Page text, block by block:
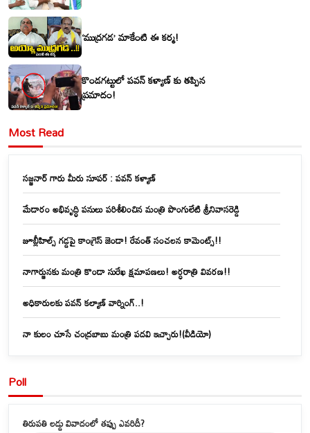
‘ముద్రగడ’ మాకేంటి ఈ కర్మ!
కొండగట్టులో పవన్ కళ్యాణ్ కు తప్పిన
ప్రమాదం!
Most Read
సజ్జనార్ గారు మీరు సూపర్ : పవన్ కళ్యాణ్
మేడారం అభివృద్ధి పనులు పరిశీలించిన మంత్రి పొంగులేటి శ్రీనివాసరెడ్డి
జూబ్లీహిల్స్‌ గడ్డపై కాంగ్రెస్ జెండా! రేవంత్ సంచలన కామెంట్స్!!
నాగార్జునకు మంత్రి కొండా సురేఖ క్షమాపణలు! అర్ధరాత్రి వివరణ!!
అధికారులకు పవన్ కల్యాణ్ వార్నింగ్..!
నా కులం చూసే చంద్రబాబు మంత్రి పదవి ఇచ్చారు!(వీడియో)
Poll
తిరుపతి లడ్డు వివాదంలో తప్పు ఎవరిదీ?